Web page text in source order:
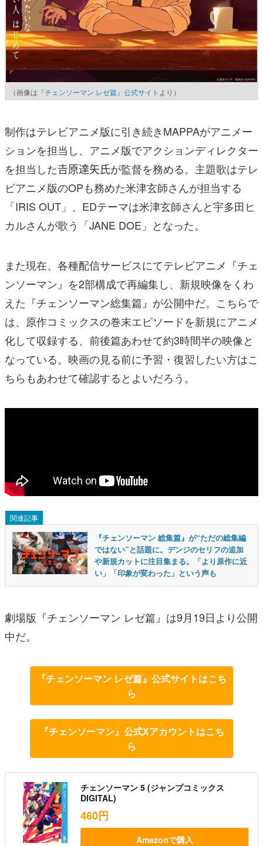
（画像は 『チェンソーマン レゼ篇』公式サイト より）
制作はテレビアニメ版に引き続きMAPPAがアニメー
ションを担当し、アニメ版でアクションディレクター
を担当した𠮷原達矢氏が監督を務める。主題歌はテレ
ビアニメ版のOPも務めた米津玄師さんが担当する
「IRIS OUT」、EDテーマは米津玄師さんと宇多田ヒ
カルさんが歌う「JANE DOE」となった。
また現在、各種配信サービスにてテレビアニメ『チェ
ンソーマン』を2部構成で再編集し、新規映像をくわ
えた『チェンソーマン総集篇』が公開中だ。こちらで
は、原作コミックスの巻末エピソードを新規にアニメ
化して収録する、前後篇あわせて約3時間半の映像と
なっている。映画の見る前に予習・復習したい方はこ
ちらもあわせて確認するとよいだろう。
関連記事
『チェンソーマン 総集篇』が“ただの総集編
ではない”と話題に。デンジのセリフの追加
や新規カットに注目集まる。「より原作に近
い」「印象が変わった」という声も
劇場版『チェンソーマン レゼ篇』は9月19日より公開
中だ。
『チェンソーマン レゼ篇』公式サイトはこち
ら
『チェンソーマン』公式Xアカウントはこち
ら
チェンソーマン 5 (ジャンプコミックス
DIGITAL)
460円
Amazonで購入